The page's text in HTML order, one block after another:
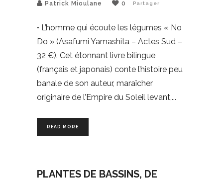
Patrick Mioulane
0 Partager
• L’homme qui écoute les légumes « No
Do » (Asafumi Yamashita – Actes Sud –
32 €). Cet étonnant livre bilingue
(français et japonais) conte l’histoire peu
banale de son auteur, maraîcher
originaire de l’Empire du Soleil levant,
READ MORE
PLANTES DE BASSINS, DE